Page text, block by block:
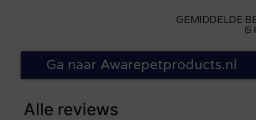
GEMIDDELDE
(5
Ga naar Awarepetproducts.nl
Alle reviews